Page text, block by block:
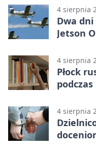
4 sierpnia
Dwa
Jetson
4 sierpnia
Płock
4 sierpnia